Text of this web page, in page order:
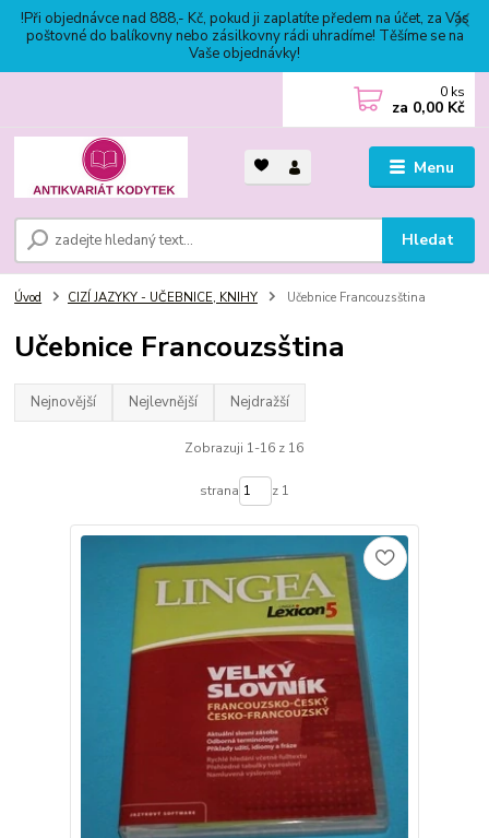
!Při objednávce nad 888,- Kč, pokud ji zaplatíte předem na účet, za Vás
poštovné do balíkovny nebo zásilkovny rádi uhradíme! Těšíme se na
Vaše objednávky!
Menu
Hledat
0 ks
za 0,00 Kč
Úvod CIZÍ JAZYKY - UČEBNICE, KNIHY Učebnice Francouzsština
Učebnice Francouzsština
Nejnovější Nejlevnější Nejdražší
Zobrazuji 1-16 z 16
strana z 1